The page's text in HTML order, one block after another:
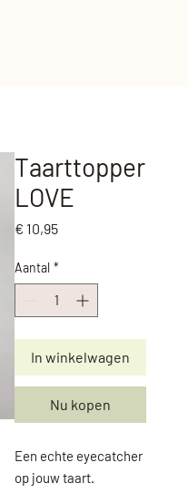
Taarttopper
LOVE
€ 10,95Prijs
Aantal *
In winkelwagen
Nu kopen
Een echte eyecatcher
op jouw taart.